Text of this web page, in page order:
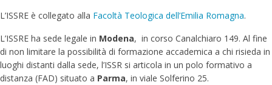
L’ISSRE è collegato alla Facoltà Teologica dell’Emilia Romagna.
L’ISSRE ha sede legale in Modena, in corso Canalchiaro 149. Al fine
di non limitare la possibilità di formazione accademica a chi risieda in
luoghi distanti dalla sede, l’ISSR si articola in un polo formativo a
distanza (FAD) situato a Parma, in viale Solferino 25.